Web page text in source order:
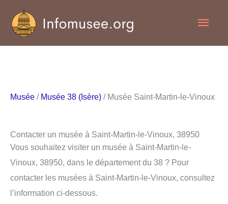
contenu
Musée / Musée 38 (Isère) / Musée Saint-Martin-le-Vinoux
Contacter un musée à Saint-Martin-le-Vinoux, 38950
Vous souhaitez visiter un musée à Saint-Martin-le-
Vinoux, 38950, dans le département du 38 ? Pour
contacter les musées à Saint-Martin-le-Vinoux, consultez
l’information ci-dessous.